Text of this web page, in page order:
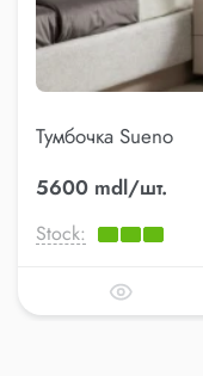
Тумбочка Sueno
5600 mdl/шт.
Stock: